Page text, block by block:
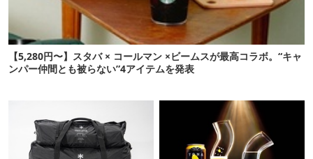
【5,280円〜】スタバ × コールマン ×ビームスが最高コラボ。“キャ
ンパー仲間とも被らない”4アイテムを発表